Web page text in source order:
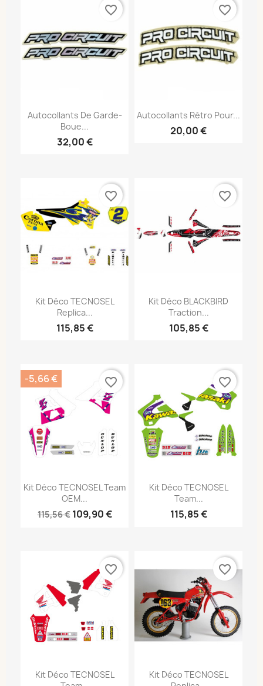
Autocollants De Garde-
Boue...
32,00 €
favorite_border
Autocollants Rétro Pour...
20,00 €
favorite_border
Kit Déco TECNOSEL
Replica...
115,85 €
favorite_border
Kit Déco BLACKBIRD
Traction...
105,85 €
favorite_border
Kit Déco TECNOSEL Team
OEM...
115,56 € 109,90 €
-5,66 € favorite_border
Kit Déco TECNOSEL
Team...
115,85 €
favorite_border
Kit Déco TECNOSEL
favorite_border
Kit Déco TECNOSEL
favorite_border